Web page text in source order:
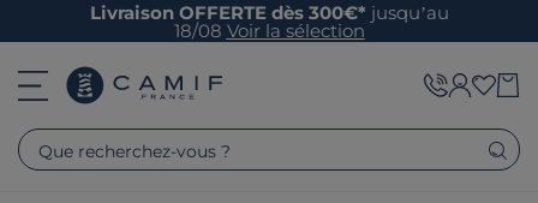
Livraison OFFERTE dès 300€* jusqu’au
18/08 Voir la sélection
Que recherchez-vous ?